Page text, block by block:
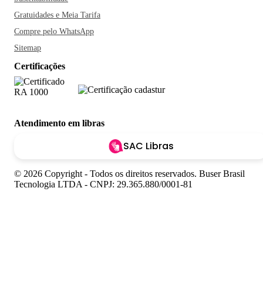
Gratuidades e Meia Tarifa
Compre pelo WhatsApp
Sitemap
Certificações
Atendimento em libras
SAC Libras
© 2026 Copyright - Todos os direitos reservados. Buser Brasil
Tecnologia LTDA - CNPJ: 29.365.880/0001-81